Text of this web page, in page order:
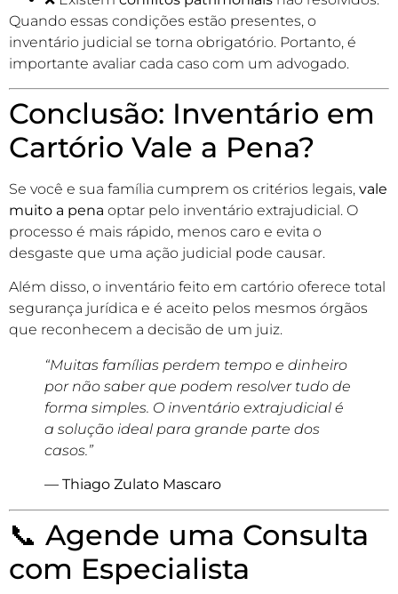
Quando essas condições estão presentes, o
inventário judicial se torna obrigatório. Portanto, é
importante avaliar cada caso com um advogado.
Conclusão: Inventário em
Cartório Vale a Pena?
Se você e sua família cumprem os critérios legais, vale
muito a pena optar pelo inventário extrajudicial. O
processo é mais rápido, menos caro e evita o
desgaste que uma ação judicial pode causar.
Além disso, o inventário feito em cartório oferece total
segurança jurídica e é aceito pelos mesmos órgãos
que reconhecem a decisão de um juiz.
“Muitas famílias perdem tempo e dinheiro
por não saber que podem resolver tudo de
forma simples. O inventário extrajudicial é
a solução ideal para grande parte dos
casos.”
— Thiago Zulato Mascaro
📞 Agende uma Consulta
com Especialista